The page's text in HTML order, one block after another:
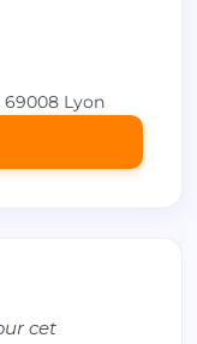
Lyon
cet